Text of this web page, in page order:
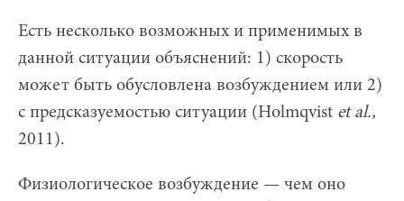
Есть несколько возможных и применимых в
данной ситуации объяснений: 1) скорость
может быть обусловлена возбуждением или 2)
с предсказуемостью ситуации (Holmqvist etal.,
2011).
Физиологическое возбуждение — чем оно